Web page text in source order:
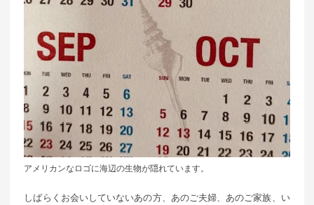
アメリカンなロゴに海辺の生物が隠れています。
しばらくお会いしていないあの方、あのご夫婦、あのご家族、い